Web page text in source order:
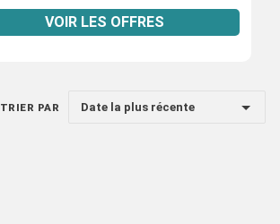
VOIR LES OFFRES
TRIER PAR Date la plus récente